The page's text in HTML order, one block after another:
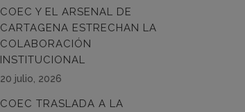
COEC Y EL ARSENAL DE
CARTAGENA ESTRECHAN LA
COLABORACIÓN
INSTITUCIONAL
20 julio, 2026
COEC TRASLADA A LA